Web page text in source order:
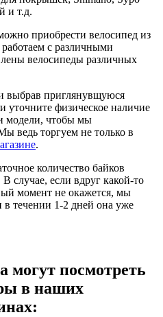
и т.д.
приобрести велосипед из
с различными
велосипеды различных
выбрав приглянувщуюся
уточните физическое наличие
модели, чтобы мы
ведь торгуем не только в
.
количество байков
случае, если вдруг какой-то
момент не окажется, мы
в течении 1-2 дней она уже
посмотреть
в наших